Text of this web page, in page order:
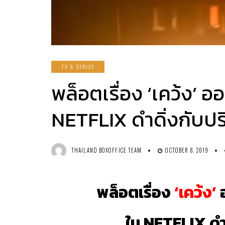
TV & SERIES
พล็อตเรื่อง ‘เคว้ง’
NETFLIX ดำดิ่งกับป
THAILAND BOXOFFICE TEAM OCTOBER 8, 2019
พล็อตเรื่อง‘เคว้ง’